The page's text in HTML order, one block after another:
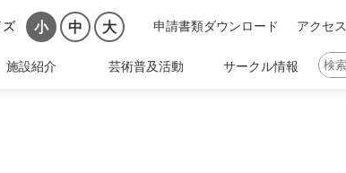
ズ 小 中 大 申請書類ダウンロード アクセス
施設紹介 芸術普及活動 サークル情報